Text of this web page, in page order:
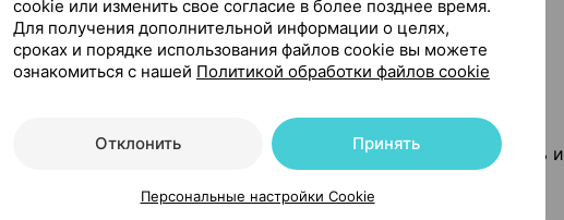
диспептический синдром (анорехсия, тошнота, рвота,
функции мочевыводящей системы (гломерулонефрит,
креатининемия, уретральные кровотечения), нарушения
бессоница, галюцинации, обмороки), нарушения функции
сердечного ритма, артериальная гипото­ния),
боль в глазу, гиперемия конъюнкти­вы, хемоз, светобоязнь и
системы (тендиниты, разрывы сухожилий, артралгия),
кандидоз, синдром Стивенса-Джонса, лейкопения,
cookie или изменить свое согласие в более позднее время.
Для получения дополнительной информации о целях,
сроках и порядке использования файлов cookie вы можете
ознакомиться с нашей Политикой обработки файлов cookie
Отклонить Принять
Персональные настройки Cookie